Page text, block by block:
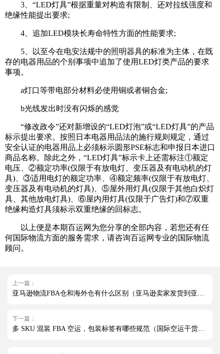
3、“LED灯具”根据重量对构造有限制、还对拉线强度和
绝缘性能提出要求;
4、追加LED模块长寿命特性方面的性能要求;
5、以至今在电安法规中的照明器具的标准为主体，在既
存的电器用品的个别事项中追加了使用LED灯类产品的要求
事项。
a灯口等带电部分材料必使用铜或者铜合金;
b光线发出时没有闪烁的感觉
“修改政令”还对新增设的“LED灯泡”或“LED灯具”的产品
标示提出要求。按照日本电器用品法的施行规则规定，通过
安全认证的电器用品上必须标示圆形PSE标志和申报日本进口
商品名称。除此之外，“LED灯具”标示卡上还需标注①额定
电压、②额定功率(仅限于有放电灯、变压器及有电动机的灯
具)、③适用电灯的额定功率、④额定频率(仅限于有放电灯、
变压器及有电动机的灯具)、⑤屋外用灯具(仅限于其他白炽灯
具、其他放电灯具)、⑥屋内用灯具(仅限于广告灯)和⑦双重
绝缘构造灯具须标示双重绝缘的回标志。
以上便是本期百运网为您分享的全部内容，若您还有任
何国际物流方面的服务需求，请咨询百运网专业的国际物流
顾问。
上一篇：
亚马逊物流FBA仓和海外仓有什么区别（亚马逊卖家发货到亚马逊仓好还是海外仓好）
下一篇：
多 SKU 混装 FBA 空运，包装标签有哪些规范（国际空运干货知识分享）